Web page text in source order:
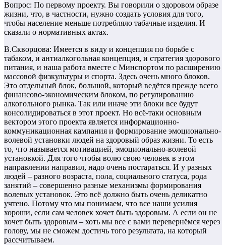
Вопрос: По первому проекту. Вы говорили о здоровом образе
жизни, что, в частности, нужно создать условия для того,
чтобы население меньше потребляло табачные изделия. И
сказали о нормативных актах.
В.Скворцова: Имеется в виду и концепция по борьбе с
табаком, и антиалкогольная концепция, и стратегия здорового
питания, и наша работа вместе с Минспортом по расширению
массовой физкультуры и спорта. Здесь очень много блоков.
Это отдельный блок, большой, который ведётся прежде всего
финансово-экономическим блоком, по регулированию
алкогольного рынка. Так или иначе эти блоки все будут
консолидироваться в этот проект. Но всё-таки основным
вектором этого проекта является информационно-
коммуникационная кампания и формирование эмоционально-
волевой установки людей на здоровый образ жизни. То есть
то, что называется мотивацией, эмоционально-волевой
установкой. Для того чтобы волю свою человек в этом
направлении направил, надо очень постараться. И у разных
людей – разного возраста, пола, социального статуса, рода
занятий – совершенно разные механизмы формирования
волевых установок. Это всё должно быть очень деликатно
учтено. Потому что мы понимаем, что все наши усилия
хороши, если сам человек хочет быть здоровым. А если он не
хочет быть здоровым – хоть мы все с вами перевернёмся через
голову, мы не сможем достичь того результата, на который
рассчитываем.